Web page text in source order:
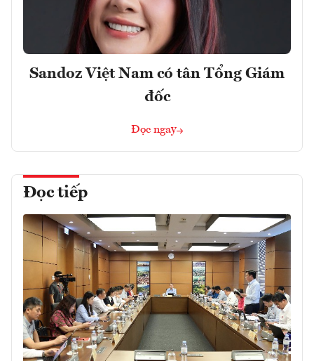
Sandoz Việt Nam có tân Tổng Giám
đốc
Đọc ngay
Đọc tiếp